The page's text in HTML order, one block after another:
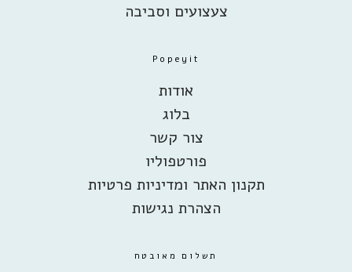
צעצועים וסביבה
Popeyit
אודות
בלוג
צור קשר
פורטפוליו
תקנון האתר ומדיניות פרטיות
הצהרת נגישות
תשלום מאובטח